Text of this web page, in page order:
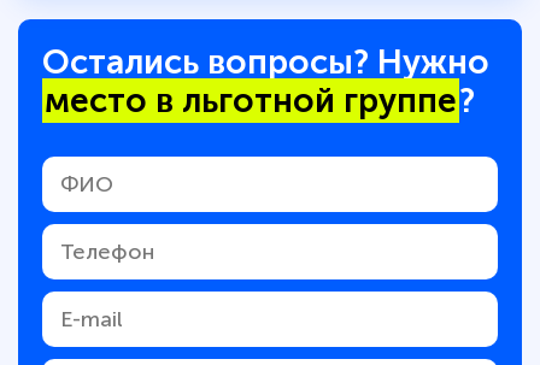
Остались вопросы? Нужно
место в льготной группе?